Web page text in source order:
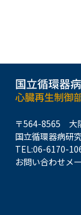
〒564-8565 大
国立循環器病研
TEL:06-6170-
お問い合わせメ